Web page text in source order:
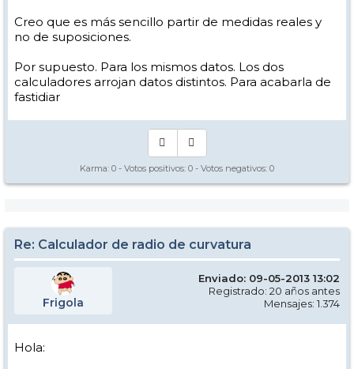
Creo que es más sencillo partir de medidas reales y
no de suposiciones.
Por supuesto. Para los mismos datos. Los dos
calculadores arrojan datos distintos. Para acabarla de
fastidiar
Karma: 0 - Votos positivos: 0 - Votos negativos: 0
Re: Calculador de radio de curvatura
Frigola
Enviado: 09-05-2013 13:02
Registrado: 20 años antes
Mensajes: 1.374
Hola: